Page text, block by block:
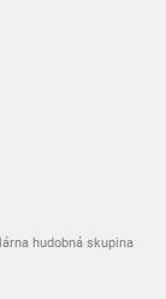
hudobná skupina